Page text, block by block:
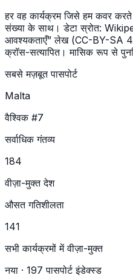
हर वह कार्यक्रम जिसे हम कवर करते
संख्या के साथ। डेटा स्रोत:
आवश्यकताएँ” लेख (CC-BY-SA
क्रॉस-सत्यापित। मासिक रूप से
सबसे मज़बूत पासपोर्ट
Malta
वैश्विक #7
सर्वाधिक गंतव्य
184
वीज़ा-मुक्त देश
औसत गतिशीलता
141
सभी कार्यक्रमों में वीज़ा-मुक्त
नया · 197 पासपोर्ट इंडेक्स्ड